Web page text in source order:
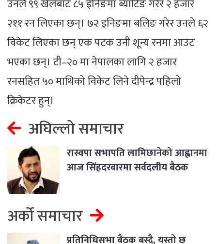
उनले ९९ खेलबाट ८५ इनिङमा ब्याटिङ गरेर २ हजार
२११ रन लिएका छन्। ७२ इनिङमा बलिङ गरेर उनले ६२
विकेट लिएका छन् एक पटक उनी शून्य रनमा आउट
भएका छन्। टी–२० मा नेपालका लागि २ हजार
रनसहित ५० माथिको विकेट लिने दीपेन्द्र पहिलो
क्रिकेटर हुन्।
अघिल्लो समाचार
रास्वपा सभापति लामिछानेको आह्वानमा
आज सिंहदरबारमा सर्वदलीय बैठक
अर्को समाचार
प्रतिनिधिसभा बैठक बस्दै, यस्तो छ